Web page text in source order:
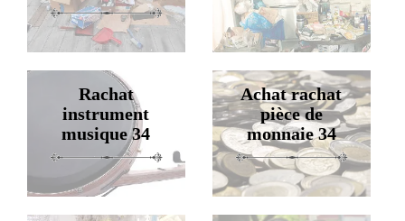
Rachat
instrument
musique 34
Achat rachat
pièce de
monnaie 34